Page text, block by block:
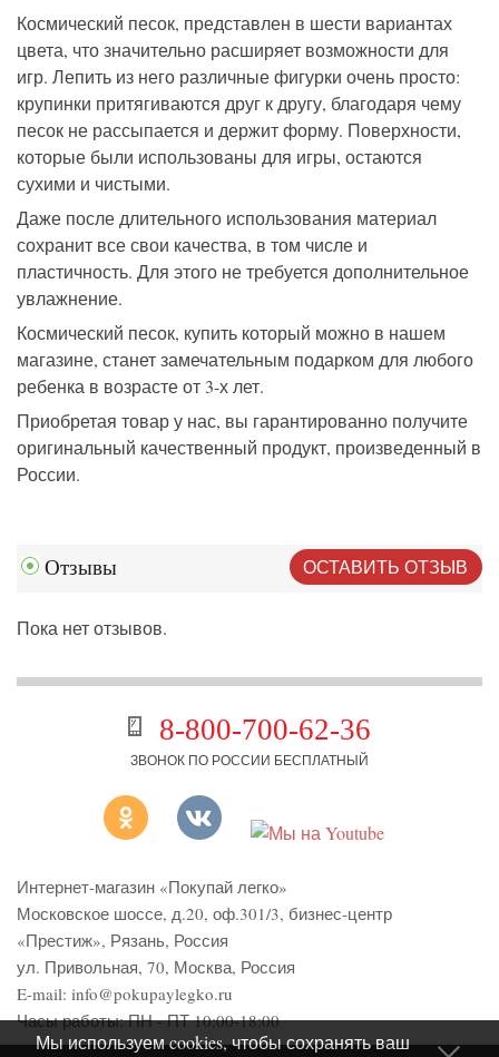
Космический песок, представлен в шести вариантах
цвета, что значительно расширяет возможности для
игр. Лепить из него различные фигурки очень просто:
крупинки притягиваются друг к другу, благодаря чему
песок не рассыпается и держит форму. Поверхности,
которые были использованы для игры, остаются
сухими и чистыми.
Даже после длительного использования материал
сохранит все свои качества, в том числе и
пластичность. Для этого не требуется дополнительное
увлажнение.
Космический песок, купить который можно в нашем
магазине, станет замечательным подарком для любого
ребенка в возрасте от 3-х лет.
Приобретая товар у нас, вы гарантированно получите
оригинальный качественный продукт, произведенный в
России.
Отзывы ОСТАВИТЬ ОТЗЫВ
Пока нет отзывов.
8-800-700-62-36
ЗВОНОК ПО РОССИИ БЕСПЛАТНЫЙ
Интернет-магазин «Покупай легко»
Московское шоссе, д.20, оф.301/3, бизнес-центр
«Престиж», Рязань, Россия
ул. Привольная, 70, Москва, Россия
E-mail: info@pokupaylegko.ru
Часы работы:ПН - ПТ 10:00-18:00
Мы используем cookies, чтобы сохранять ваш